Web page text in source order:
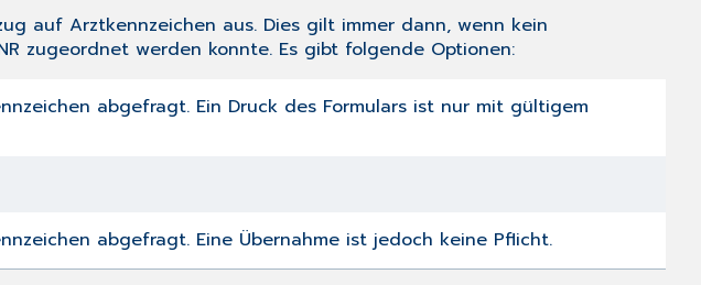
auf Arztkennzeichen aus. Dies gilt immer dann, wenn kein
zugeordnet werden konnte. Es gibt folgende Optionen:
abgefragt. Ein Druck des Formulars ist nur mit gültigem
abgefragt. Eine Übernahme ist jedoch keine Pflicht.